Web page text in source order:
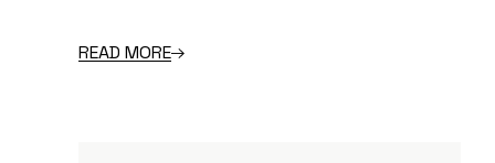
READ MORE